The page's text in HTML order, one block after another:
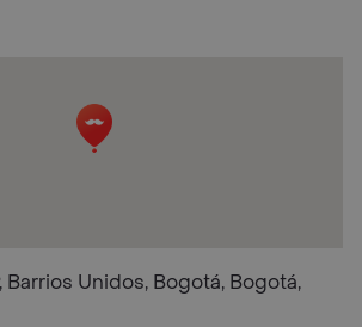
Barrios Unidos, Bogotá, Bogotá,